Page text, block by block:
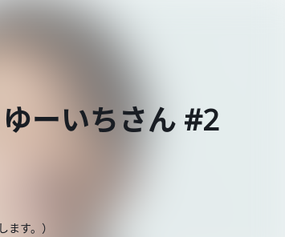
ーいちさん #2
す。）